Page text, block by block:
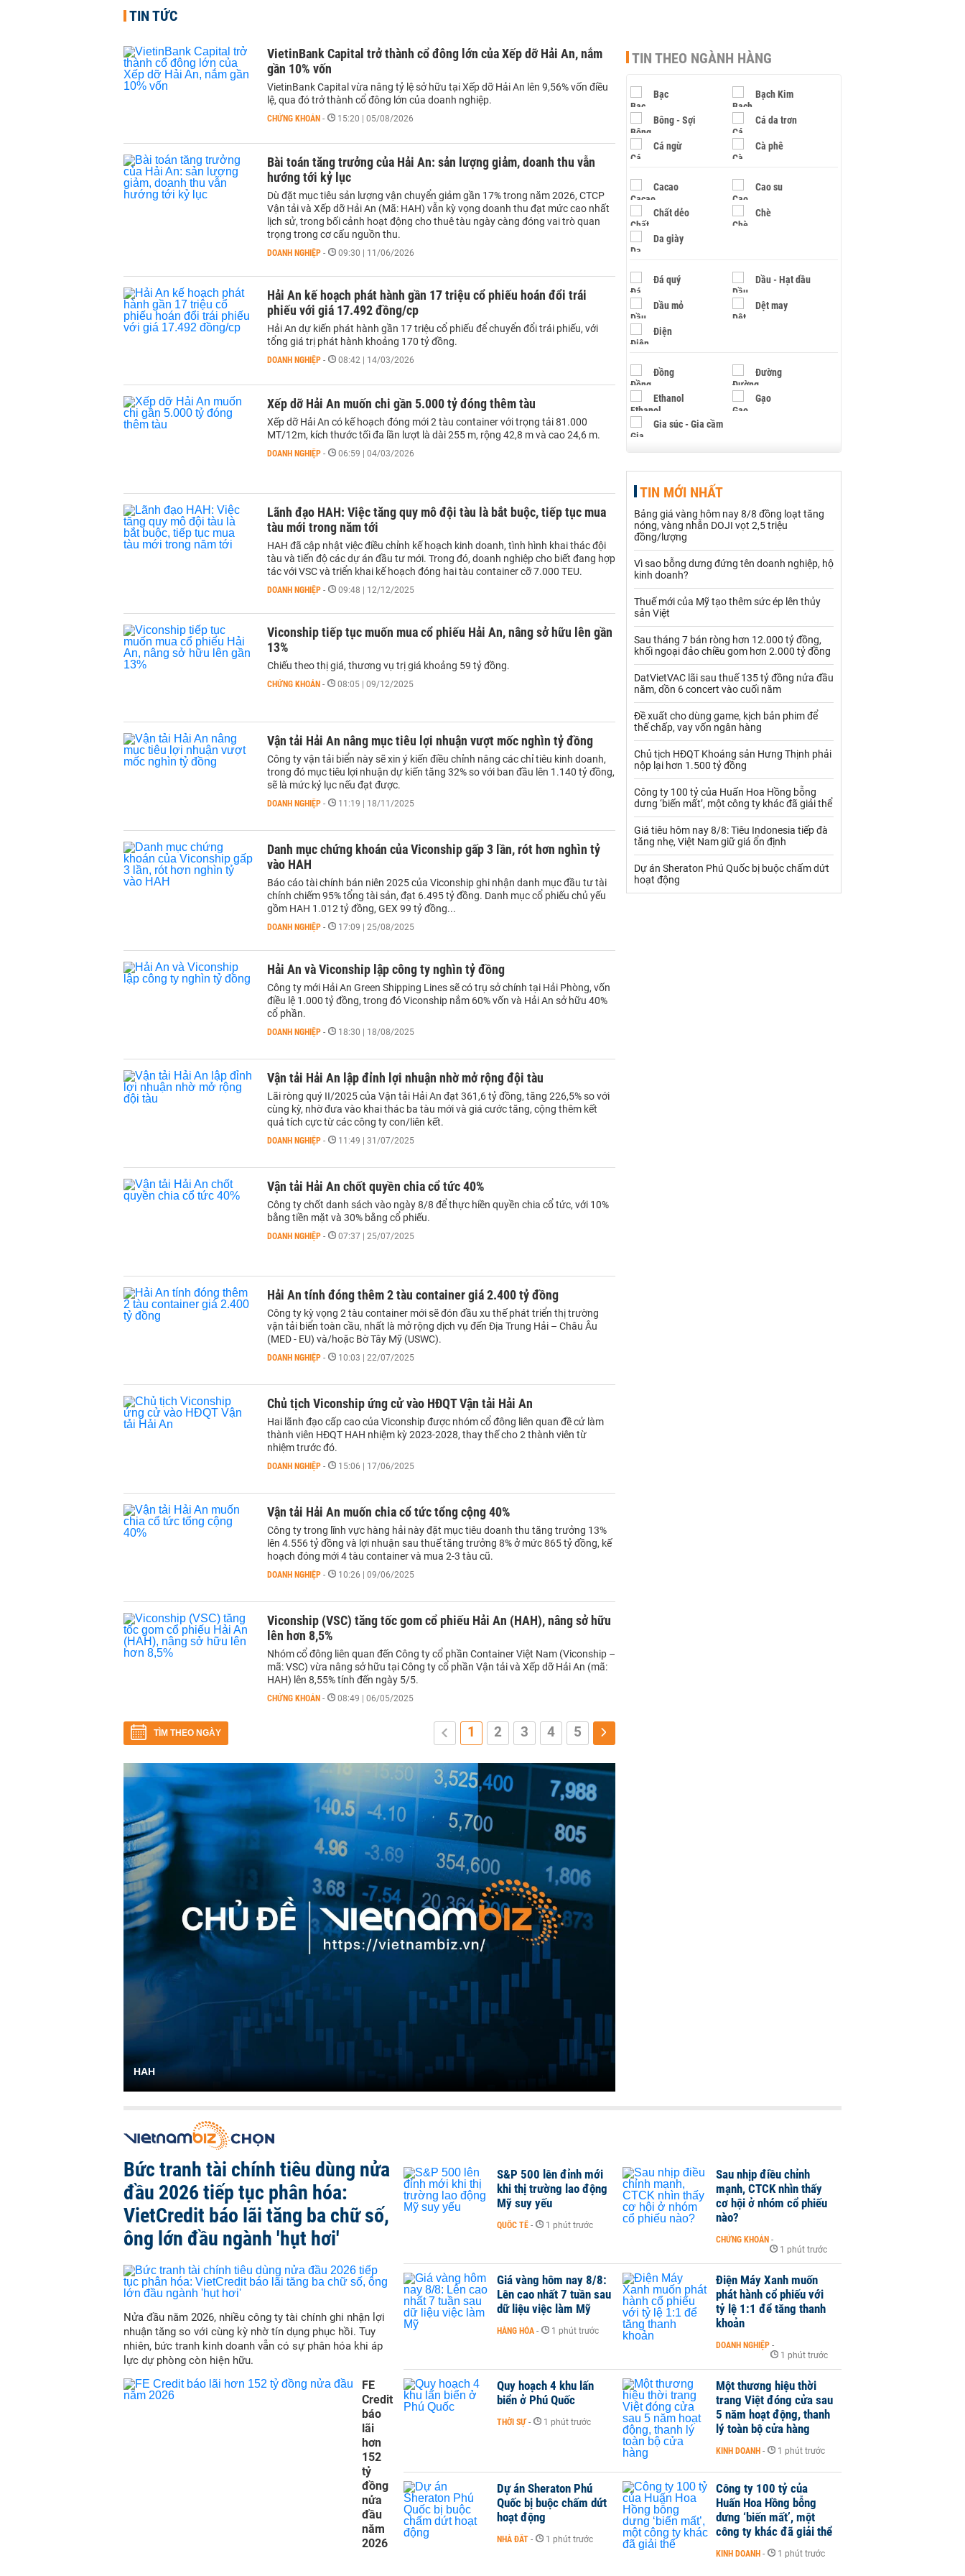
TIN TỨC
VietinBank Capital trở thành cổ đông lớn của Xếp dỡ Hải An, nắm
gần 10% vốn
VietinBank Capital vừa nâng tỷ lệ sở hữu tại Xếp dỡ Hải An lên 9,56% vốn điều
lệ, qua đó trở thành cổ đông lớn của doanh nghiệp.
CHỨNG KHOÁN - 15:20 | 05/08/2026
Bài toán tăng trưởng của Hải An: sản lượng giảm, doanh thu vẫn
hướng tới kỷ lục
Dù đặt mục tiêu sản lượng vận chuyển giảm gần 17% trong năm 2026, CTCP
Vận tải và Xếp dỡ Hải An (Mã: HAH) vẫn kỳ vọng doanh thu đạt mức cao nhất
lịch sử, trong bối cảnh hoạt động cho thuê tàu ngày càng đóng vai trò quan
trọng trong cơ cấu nguồn thu.
DOANH NGHIỆP - 09:30 | 11/06/2026
Hải An kế hoạch phát hành gần 17 triệu cổ phiếu hoán đổi trái
phiếu với giá 17.492 đồng/cp
Hải An dự kiến phát hành gần 17 triệu cổ phiếu để chuyển đổi trái phiếu, với
tổng giá trị phát hành khoảng 170 tỷ đồng.
DOANH NGHIỆP - 08:42 | 14/03/2026
Xếp dỡ Hải An muốn chi gần 5.000 tỷ đóng thêm tàu
Xếp dỡ Hải An có kế hoạch đóng mới 2 tàu container với trọng tải 81.000
MT/12m, kích thước tối đa lần lượt là dài 255 m, rộng 42,8 m và cao 24,6 m.
DOANH NGHIỆP - 06:59 | 04/03/2026
Lãnh đạo HAH: Việc tăng quy mô đội tàu là bắt buộc, tiếp tục mua
tàu mới trong năm tới
HAH đã cập nhật việc điều chỉnh kế hoạch kinh doanh, tình hình khai thác đội
tàu và tiến độ các dự án đầu tư mới. Trong đó, doanh nghiệp cho biết đang hợp
tác với VSC và triển khai kế hoạch đóng hai tàu container cỡ 7.000 TEU.
DOANH NGHIỆP - 09:48 | 12/12/2025
Viconship tiếp tục muốn mua cổ phiếu Hải An, nâng sở hữu lên gần
13%
Chiếu theo thị giá, thương vụ trị giá khoảng 59 tỷ đồng.
CHỨNG KHOÁN - 08:05 | 09/12/2025
Vận tải Hải An nâng mục tiêu lợi nhuận vượt mốc nghìn tỷ đồng
Công ty vận tải biển này sẽ xin ý kiến điều chỉnh nâng các chỉ tiêu kinh doanh,
trong đó mục tiêu lợi nhuận dự kiến tăng 32% so với ban đầu lên 1.140 tỷ đồng,
sẽ là mức kỷ lục nếu đạt được.
DOANH NGHIỆP - 11:19 | 18/11/2025
Danh mục chứng khoán của Viconship gấp 3 lần, rót hơn nghìn tỷ
vào HAH
Báo cáo tài chính bán niên 2025 của Viconship ghi nhận danh mục đầu tư tài
chính chiếm 95% tổng tài sản, đạt 6.495 tỷ đồng. Danh mục cổ phiếu chủ yếu
gồm HAH 1.012 tỷ đồng, GEX 99 tỷ đồng...
DOANH NGHIỆP - 17:09 | 25/08/2025
Hải An và Viconship lập công ty nghìn tỷ đồng
Công ty mới Hải An Green Shipping Lines sẽ có trụ sở chính tại Hải Phòng, vốn
điều lệ 1.000 tỷ đồng, trong đó Viconship nắm 60% vốn và Hải An sở hữu 40%
cổ phần.
DOANH NGHIỆP - 18:30 | 18/08/2025
Vận tải Hải An lập đỉnh lợi nhuận nhờ mở rộng đội tàu
Lãi ròng quý II/2025 của Vận tải Hải An đạt 361,6 tỷ đồng, tăng 226,5% so với
cùng kỳ, nhờ đưa vào khai thác ba tàu mới và giá cước tăng, cộng thêm kết
quả tích cực từ các công ty con/liên kết.
DOANH NGHIỆP - 11:49 | 31/07/2025
Vận tải Hải An chốt quyền chia cổ tức 40%
Công ty chốt danh sách vào ngày 8/8 để thực hiền quyền chia cổ tức, với 10%
bằng tiền mặt và 30% bằng cổ phiếu.
DOANH NGHIỆP - 07:37 | 25/07/2025
Hải An tính đóng thêm 2 tàu container giá 2.400 tỷ đồng
Công ty kỳ vọng 2 tàu container mới sẽ đón đầu xu thế phát triển thị trường
vận tải biển toàn cầu, nhất là mở rộng dịch vụ đến Địa Trung Hải – Châu Âu
(MED - EU) và/hoặc Bờ Tây Mỹ (USWC).
DOANH NGHIỆP - 10:03 | 22/07/2025
Chủ tịch Viconship ứng cử vào HĐQT Vận tải Hải An
Hai lãnh đạo cấp cao của Viconship được nhóm cổ đông liên quan đề cử làm
thành viên HĐQT HAH nhiệm kỳ 2023-2028, thay thế cho 2 thành viên từ
nhiệm trước đó.
DOANH NGHIỆP - 15:06 | 17/06/2025
Vận tải Hải An muốn chia cổ tức tổng cộng 40%
Công ty trong lĩnh vực hàng hải này đặt mục tiêu doanh thu tăng trưởng 13%
lên 4.556 tỷ đồng và lợi nhuận sau thuế tăng trưởng 8% ở mức 865 tỷ đồng, kế
hoạch đóng mới 4 tàu container và mua 2-3 tàu cũ.
DOANH NGHIỆP - 10:26 | 09/06/2025
Viconship (VSC) tăng tốc gom cổ phiếu Hải An (HAH), nâng sở hữu
lên hơn 8,5%
Nhóm cổ đông liên quan đến Công ty cổ phần Container Việt Nam (Viconship –
mã: VSC) vừa nâng sở hữu tại Công ty cổ phần Vận tải và Xếp dỡ Hải An (mã:
HAH) lên 8,55% tính đến ngày 5/5.
CHỨNG KHOÁN - 08:49 | 06/05/2025
TÌM THEO NGÀY 1 2 3 4 5
HAH
TIN THEO NGÀNH HÀNG
Bạc Bạch Kim
Bông - Sợi Cá da trơn
Cá ngừ Cà phê
Cacao Cao su
Chất dẻo Chè
Da giày
Đá quý Dầu - Hạt dầu
Dầu mỏ Dệt may
Điện
Đồng Đường
Ethanol Gạo
Gia súc - Gia cầm
Hạt điều
Khí đốt
Kim loại khác Mắc ca
Nhựa - Hạt nhựa
Palladium Phân bón
Rau - Củ -Quả Sắt thép
Sữa
Than Thức ăn chăn nuôi
Thủy hải sản khác
Vàng
VLXD khác Xăng dầu
Xi măng - Clynker
TIN MỚI NHẤT
Bảng giá vàng hôm nay 8/8 đồng loạt tăng
nóng, vàng nhẫn DOJI vọt 2,5 triệu
đồng/lượng
Vì sao bỗng dưng đứng tên doanh nghiệp, hộ
kinh doanh?
Thuế mới của Mỹ tạo thêm sức ép lên thủy
sản Việt
Sau tháng 7 bán ròng hơn 12.000 tỷ đồng,
khối ngoại đảo chiều gom hơn 2.000 tỷ đồng
DatVietVAC lãi sau thuế 135 tỷ đồng nửa đầu
năm, dồn 6 concert vào cuối năm
Đề xuất cho dùng game, kịch bản phim để
thế chấp, vay vốn ngân hàng
Chủ tịch HĐQT Khoáng sản Hưng Thịnh phải
nộp lại hơn 1.500 tỷ đồng
Công ty 100 tỷ của Huấn Hoa Hồng bỗng
dưng ‘biến mất’, một công ty khác đã giải thể
Giá tiêu hôm nay 8/8: Tiêu Indonesia tiếp đà
tăng nhẹ, Việt Nam giữ giá ổn định
Dự án Sheraton Phú Quốc bị buộc chấm dứt
hoạt động
Bức tranh tài chính tiêu dùng nửa
đầu 2026 tiếp tục phân hóa:
VietCredit báo lãi tăng ba chữ số,
ông lớn đầu ngành 'hụt hơi'
Nửa đầu năm 2026, nhiều công ty tài chính ghi nhận lợi
nhuận tăng so với cùng kỳ nhờ tín dụng phục hồi. Tuy
nhiên, bức tranh kinh doanh vẫn có sự phân hóa khi áp
lực dự phòng còn hiện hữu.
FE
Credit
báo
lãi
hơn
152
tỷ
đồng
nửa
đầu
năm
2026
S&P 500 lên đỉnh mới
khi thị trường lao động
Mỹ suy yếu
QUỐC TẾ - 1 phút trước
Sau nhịp điều chỉnh
mạnh, CTCK nhìn thấy
cơ hội ở nhóm cổ phiếu
nào?
CHỨNG KHOÁN -
1 phút trước
Giá vàng hôm nay 8/8:
Lên cao nhất 7 tuần sau
dữ liệu việc làm Mỹ
HÀNG HÓA - 1 phút trước
Điện Máy Xanh muốn
phát hành cổ phiếu với
tỷ lệ 1:1 để tăng thanh
khoản
DOANH NGHIỆP -
1 phút trước
Quy hoạch 4 khu lấn
biển ở Phú Quốc
THỜI SỰ - 1 phút trước
Một thương hiệu thời
trang Việt đóng cửa sau
5 năm hoạt động, thanh
lý toàn bộ cửa hàng
KINH DOANH - 1 phút trước
Dự án Sheraton Phú
Quốc bị buộc chấm dứt
hoạt động
NHÀ ĐẤT - 1 phút trước
Công ty 100 tỷ của
Huấn Hoa Hồng bỗng
dưng ‘biến mất’, một
công ty khác đã giải thể
KINH DOANH - 1 phút trước